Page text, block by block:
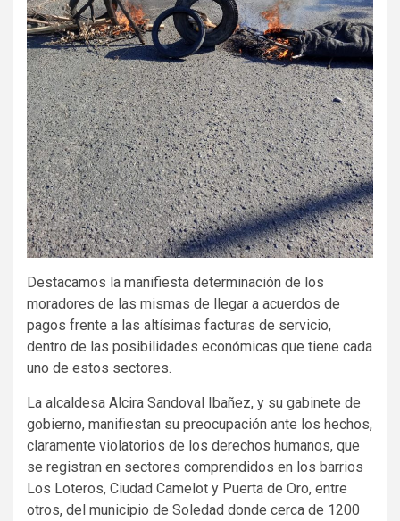
Destacamos la manifiesta determinación de los
moradores de las mismas de llegar a acuerdos de
pagos frente a las altísimas facturas de servicio,
dentro de las posibilidades económicas que tiene cada
uno de estos sectores.
La alcaldesa Alcira Sandoval Ibañez, y su gabinete de
gobierno, manifiestan su preocupación ante los hechos,
claramente violatorios de los derechos humanos, que
se registran en sectores comprendidos en los barrios
Los Loteros, Ciudad Camelot y Puerta de Oro, entre
otros, del municipio de Soledad donde cerca de 1200